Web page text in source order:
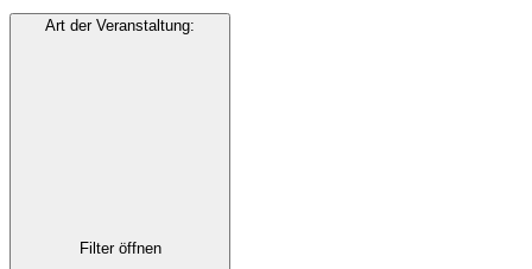
Art der Veranstaltung:
Filter öffnen